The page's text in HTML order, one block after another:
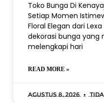
Toko Bunga Di
Setiap Momen
Floral Elegan dari
dekorasi bunga yang
melengkapi hari
READ MORE »
Agustus 8, 2026